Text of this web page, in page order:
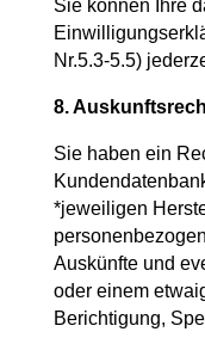
Sie können Ihre
Nr.5.3-5.5)
8.
Sie haben ein
*jeweiligen
Auskünfte und
oder einem
Berichtigung,